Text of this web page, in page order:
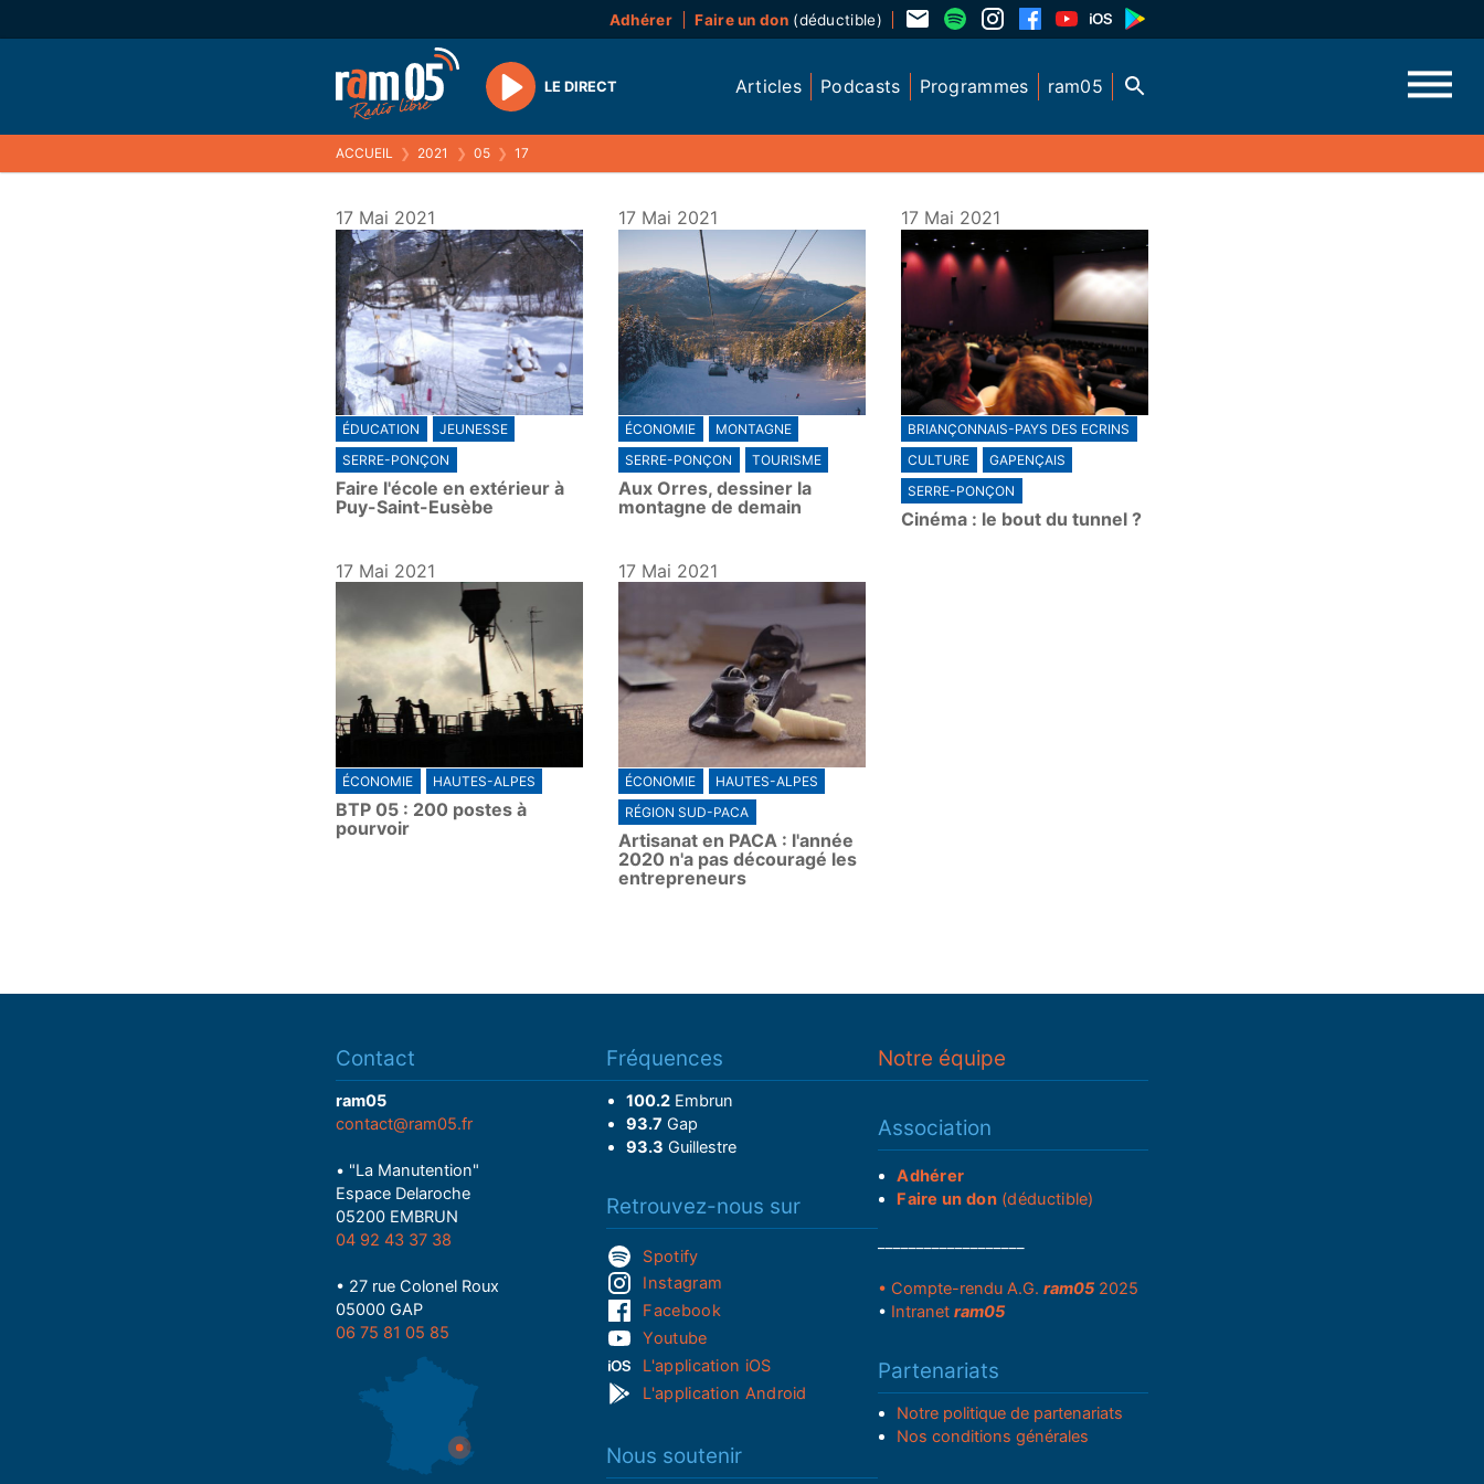
Adhérer Faire un don(déductible)
Play
LE DIRECT Articles Podcasts Programmes ram05
ACCUEIL ❯ 2021 ❯ 05 ❯ 17
17 Mai 2021
ÉDUCATION
JEUNESSE
SERRE-PONÇON
Faire l'école en extérieur à
Puy-Saint-Eusèbe
17 Mai 2021
ÉCONOMIE
MONTAGNE
SERRE-PONÇON
TOURISME
Aux Orres, dessiner la
montagne de demain
17 Mai 2021
BRIANÇONNAIS-PAYS DES ECRINS
CULTURE
GAPENÇAIS
SERRE-PONÇON
Cinéma : le bout du tunnel ?
17 Mai 2021
ÉCONOMIE HAUTES-ALPES
BTP 05 : 200 postes à
pourvoir
17 Mai 2021
ÉCONOMIE
HAUTES-ALPES
RÉGION SUD-PACA
Artisanat en PACA : l'année
2020 n'a pas découragé les
entrepreneurs
Contact
ram05
contact@ram05.fr
• "La Manutention"
Espace Delaroche
05200 EMBRUN
04 92 43 37 38
• 27 rue Colonel Roux
05000 GAP
06 75 81 05 85
Fréquences
100.2Embrun
93.7 Gap
93.3 Guillestre
Retrouvez-nous sur
Spotify
Instagram
Facebook
Youtube
L'application iOS
L'application Android
Nous soutenir
Notre équipe
Association
Adhérer
Faire un don(déductible)
• Compte-rendu A.G. ram052025
• Intranet ram05
Partenariats
Notre politique de partenariats
Nos conditions générales